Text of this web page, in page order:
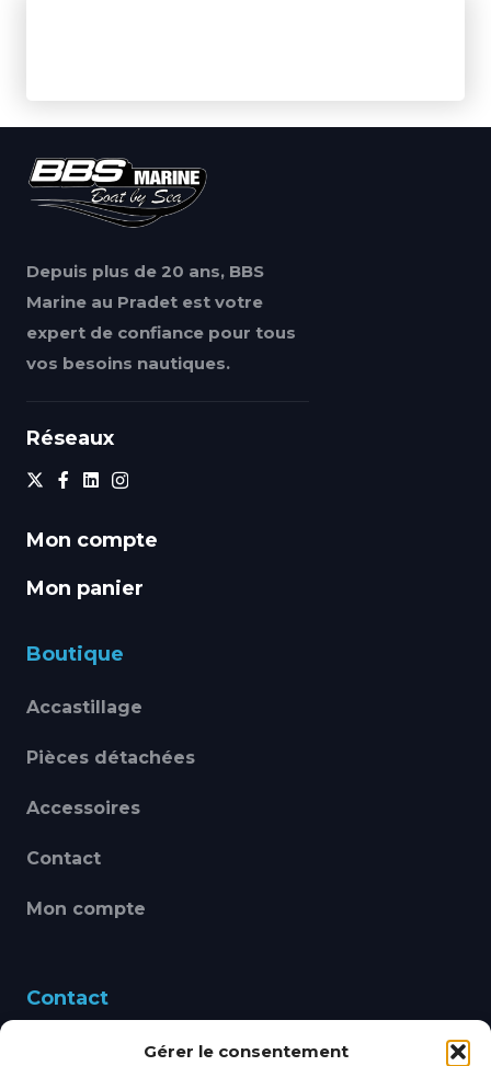
Gérer le consentement
Depuis plus de 20 ans, BBS
Marine au Pradet est votre
expert de confiance pour tous
vos besoins nautiques.
Réseaux
Mon compte
Mon panier
Boutique
Accastillage
Pièces détachées
Accessoires
Contact
Mon compte
Contact
460 Avenue Alain Le